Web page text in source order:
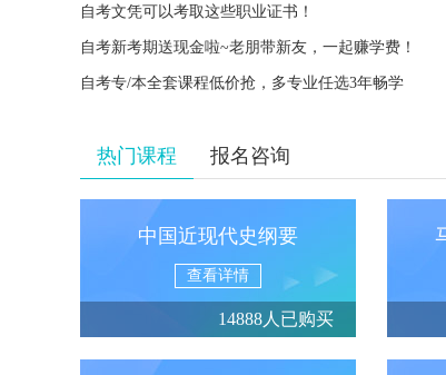
自考文凭可以考取这些职业证书！
自考新考期送现金啦~老朋带新友，一起赚学费！
自考专/本全套课程低价抢，多专业任选3年畅学
热门课程 报名咨询
中国近现代史纲要
查看详情
14888人已购买